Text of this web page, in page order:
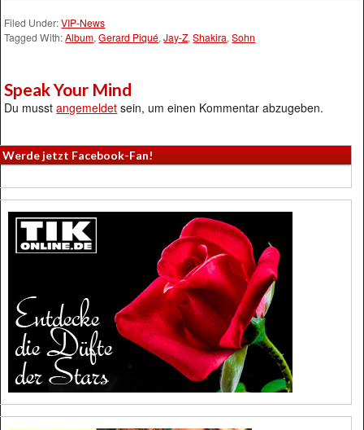
Filed Under:VIP-News
Tagged With:Album,Gerard Piqué,Jay-Z,Shakira,Sohn
Speak Your Mind
Du musstangemeldet sein, um einen Kommentar abzugeben.
Werde jetzt Facebook-Fan!